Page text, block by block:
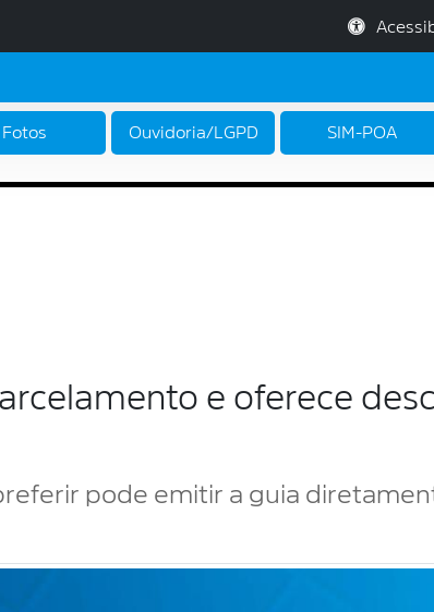
Fotos Ouvidoria/LGPD SIM-POA
e oferece
pode emitir a guia